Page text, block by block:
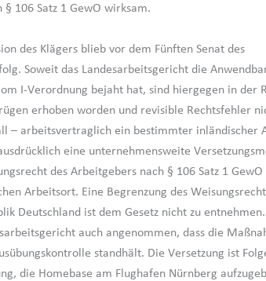
106 Satz 1 GewO wirksam.
des Klägers blieb vor dem Fünften Senat des
Soweit das Landesarbeitsgericht die
I-Verordnung bejaht hat, sind hiergegen in der
erhoben worden und revisible Rechtsfehler
– arbeitsvertraglich ein bestimmter inländischer
eine unternehmensweite
des Arbeitgebers nach § 106 Satz 1
Arbeitsort. Eine Begrenzung des
Deutschland ist dem Gesetz nicht zu entnehmen.
auch angenommen, dass die
standhält. Die Versetzung ist
die Homebase am Flughafen Nürnberg